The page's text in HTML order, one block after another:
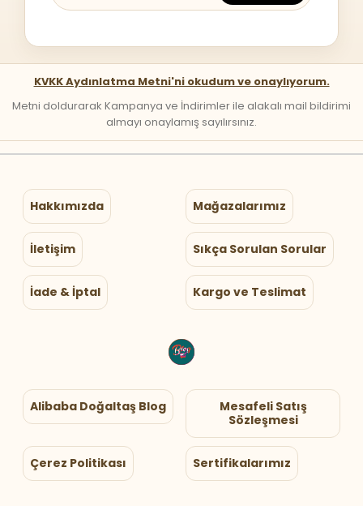
KVKK Aydınlatma Metni'ni okudum ve onaylıyorum.
Metni doldurarak Kampanya ve İndirimler ile alakalı mail bildirimi
almayı onaylamış sayılırsınız.
Hakkımızda Mağazalarımız
İletişim Sıkça Sorulan Sorular
İade & İptal Kargo ve Teslimat
Alibaba Doğaltaş Blog
Mesafeli Satış
Sözleşmesi
Çerez Politikası Sertifikalarımız